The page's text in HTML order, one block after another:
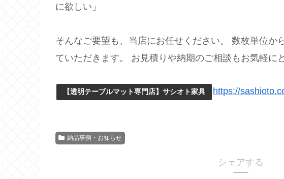
に欲しい」
そんなご要望も、当店にお任せください。 数枚単位か
ていただきます。 お見積りや納期のご相談もお気軽に
【透明テーブルマット専門店】サシオト家具 https://
納品事例・お知らせ
シェアする